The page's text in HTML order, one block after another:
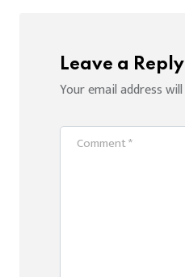
Leave a Reply
Your email address